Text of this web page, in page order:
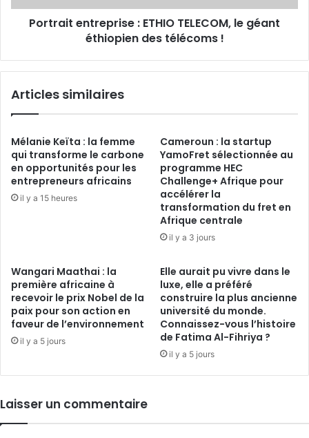
télécoms !
Portrait entreprise : ETHIO TELECOM, le géant
éthiopien des télécoms !
Articles similaires
Mélanie Keïta : la femme
qui transforme le carbone
en opportunités pour les
entrepreneurs africains
il y a 15 heures
Cameroun : la startup
YamoFret sélectionnée au
programme HEC
Challenge+ Afrique pour
accélérer la
transformation du fret en
Afrique centrale
il y a 3 jours
Wangari Maathai : la
première africaine à
recevoir le prix Nobel de la
paix pour son action en
faveur de l’environnement
il y a 5 jours
Elle aurait pu vivre dans le
luxe, elle a préféré
construire la plus ancienne
université du monde.
Connaissez-vous l’histoire
de Fatima Al-Fihriya ?
il y a 5 jours
Laisser un commentaire